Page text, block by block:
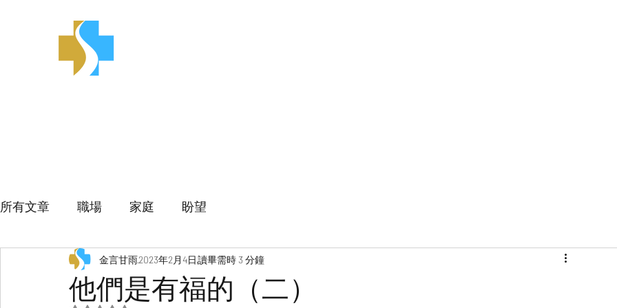
所有文章 職場 家庭 盼望
他們是有福的（二）
金言甘雨2023年2月4日讀畢需時 3 分鐘